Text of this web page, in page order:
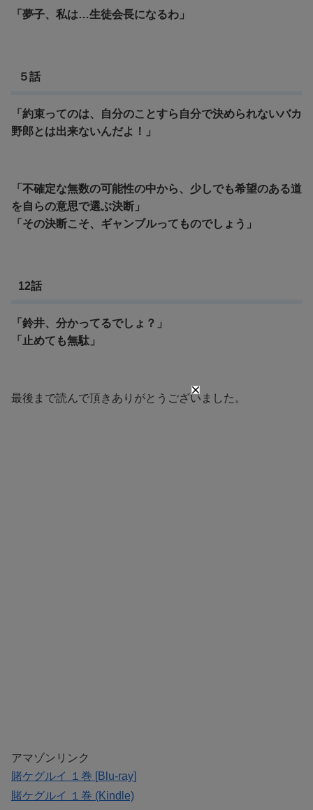
「夢子、私は…生徒会長になるわ」
５話
「約束ってのは、自分のことすら自分で決められないバカ
野郎とは出来ないんだよ！」
「不確定な無数の可能性の中から、少しでも希望のある道
を自らの意思で選ぶ決断」
「その決断こそ、ギャンブルってものでしょう」
12話
「鈴井、分かってるでしょ？」
「止めても無駄」
最後まで読んで頂きありがとうございました。
アマゾンリンク
賭ケグルイ １巻 [Blu-ray]
賭ケグルイ １巻 (Kindle)